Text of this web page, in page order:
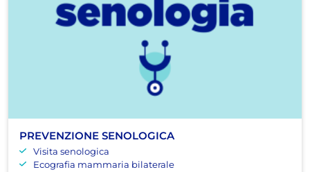
PREVENZIONE SENOLOGICA
Visita senologica
Ecografia mammaria bilaterale